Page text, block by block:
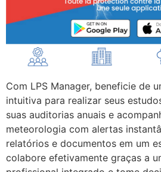
Com LPS Manager, beneficie de
intuitiva para realizar seus
suas auditorias anuais e
meteorologia com alertas
relatórios e documentos em um
colabore efetivamente graças a